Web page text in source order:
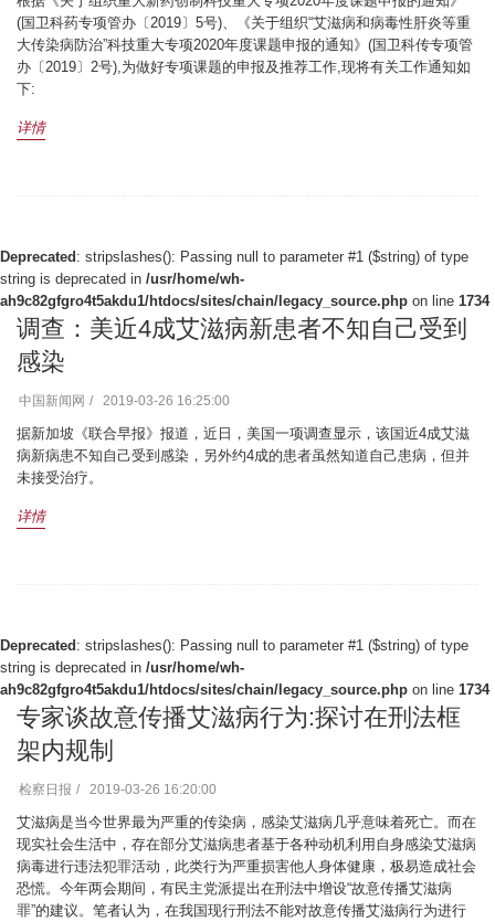
(国卫科药专项管办〔2019〕5号)、《关于组织“艾滋病和病毒性肝炎等重
大传染病防治”科技重大专项2020年度课题申报的通知》(国卫科传专项管
办〔2019〕2号),为做好专项课题的申报及推荐工作,现将有关工作通知如
下:
详情
Deprecated : stripslashes(): Passing null to parameter #1 ($string) of type
string is deprecated in /usr/home/wh-
ah9c82gfgro4t5akdu1/htdocs/sites/chain/legacy_source.php on line 1734
调查：美近4成艾滋病新患者不知自己受到
感染
中国新闻网 2019-03-26 16:25:00
据新加坡《联合早报》报道，近日，美国一项调查显示，该国近4成艾滋
病新病患不知自己受到感染，另外约4成的患者虽然知道自己患病，但并
未接受治疗。
详情
Deprecated : stripslashes(): Passing null to parameter #1 ($string) of type
string is deprecated in /usr/home/wh-
ah9c82gfgro4t5akdu1/htdocs/sites/chain/legacy_source.php on line 1734
专家谈故意传播艾滋病行为:探讨在刑法框
架内规制
检察日报 2019-03-26 16:20:00
艾滋病是当今世界最为严重的传染病，感染艾滋病几乎意味着死亡。而在
现实社会生活中，存在部分艾滋病患者基于各种动机利用自身感染艾滋病
病毒进行违法犯罪活动，此类行为严重损害他人身体健康，极易造成社会
恐慌。今年两会期间，有民主党派提出在刑法中增设“故意传播艾滋病
罪”的建议。笔者认为，在我国现行刑法不能对故意传播艾滋病行为进行